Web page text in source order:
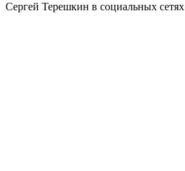
Сергей Терешкин в социальных сетях